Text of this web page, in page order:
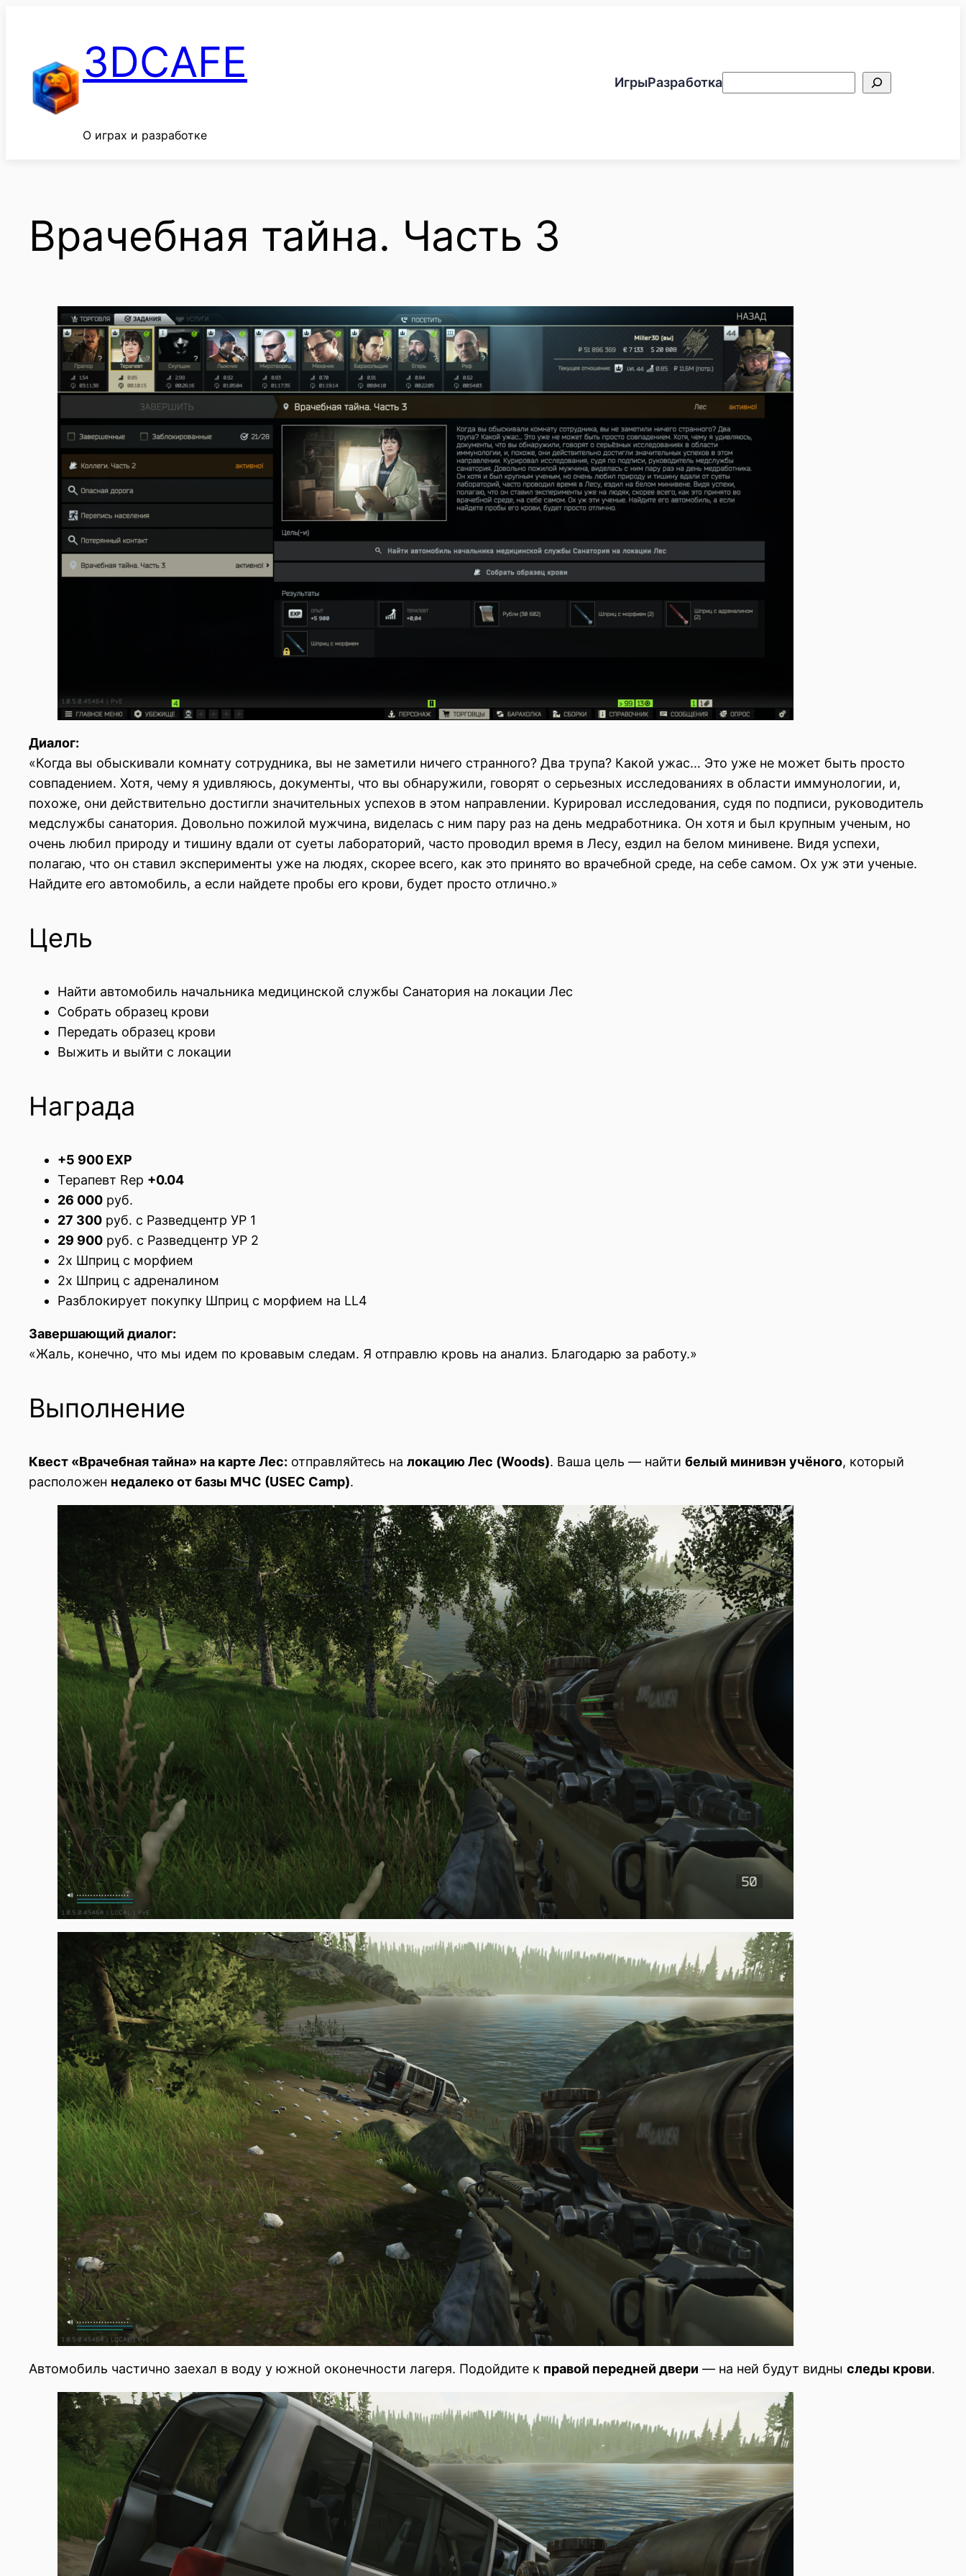
содержимому3DCAFE
О играх и разработке
ИгрыРазработкаПоиск
Врачебная тайна. Часть 3
Диалог:
«Когда вы обыскивали комнату сотрудника, вы не заметили ничего странного? Два трупа? Какой ужас… Это уже не может быть просто
совпадением. Хотя, чему я удивляюсь, документы, что вы обнаружили, говорят о серьезных исследованиях в области иммунологии, и,
похоже, они действительно достигли значительных успехов в этом направлении. Курировал исследования, судя по подписи, руководитель
медслужбы санатория. Довольно пожилой мужчина, виделась с ним пару раз на день медработника. Он хотя и был крупным ученым, но
очень любил природу и тишину вдали от суеты лабораторий, часто проводил время в Лесу, ездил на белом минивене. Видя успехи,
полагаю, что он ставил эксперименты уже на людях, скорее всего, как это принято во врачебной среде, на себе самом. Ох уж эти ученые.
Найдите его автомобиль, а если найдете пробы его крови, будет просто отлично.»
Цель
Найти автомобиль начальника медицинской службы Санатория на локации Лес
Собрать образец крови
Передать образец крови
Выжить и выйти с локации
Награда
+5 900 EXP
Терапевт Rep +0.04
26 000 руб.
27 300 руб. с Разведцентр УР 1
29 900 руб. с Разведцентр УР 2
2x Шприц с морфием
2x Шприц с адреналином
Разблокирует покупку Шприц с морфием на LL4
Завершающий диалог:
«Жаль, конечно, что мы идем по кровавым следам. Я отправлю кровь на анализ. Благодарю за работу.»
Выполнение
Квест «Врачебная тайна» на карте Лес: отправляйтесь на локацию Лес (Woods). Ваша цель — найти белый минивэн учёного, который
расположен недалеко от базы МЧС (USEC Camp).
Автомобиль частично заехал в воду у южной оконечности лагеря. Подойдите к правой передней двери — на ней будут видны следы крови.